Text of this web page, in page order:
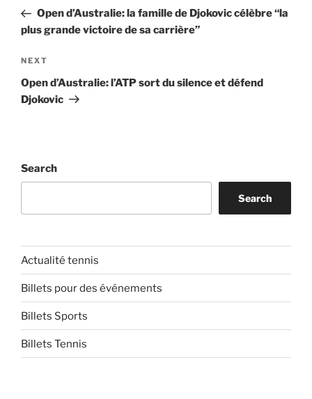
PostOpen d’Australie: la famille de Djokovic célèbre “la
plus grande victoire de sa carrière”
Next
Post
NEXT
Open d’Australie: l’ATP sort du silence et défend
Djokovic
Search
Search
Actualité tennis
Billets pour des événements
Billets Sports
Billets Tennis